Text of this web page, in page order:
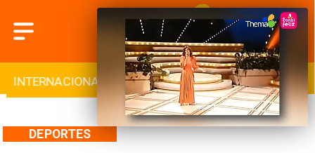
INTERNACIONAL DEPORTES CULTURA
DEPORTES